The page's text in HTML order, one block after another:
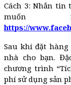
Cách 3: Nhắn tin
muốn
https://
Sau khi đặt
nhà cho bạn.
chương trình
phí sử dụng sản